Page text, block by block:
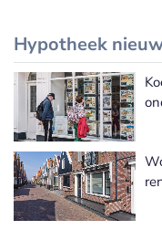
Hypotheek